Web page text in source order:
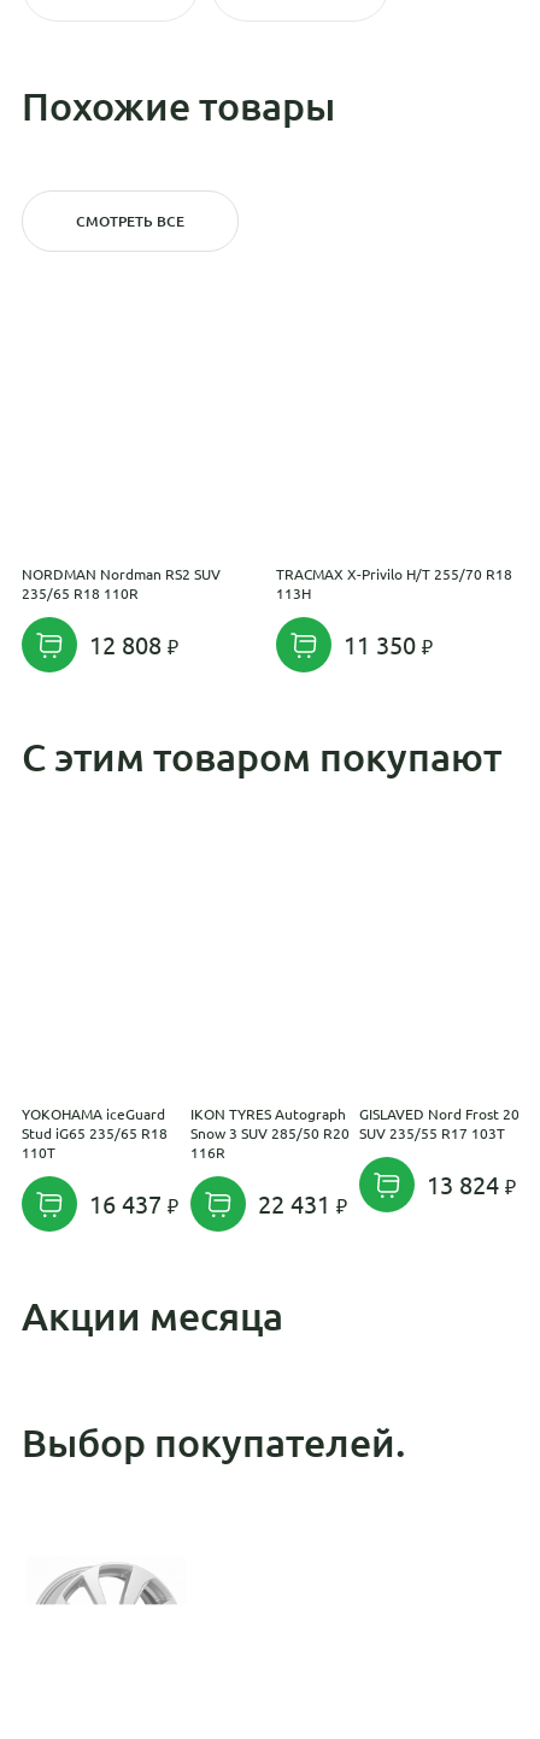
Похожие товары
СМОТРЕТЬ ВСЕ
NORDMAN Nordman RS2 SUV
235/65 R18 110R
12 808
TRACMAX X-Privilo H/T 255/70 R18
113H
11 350
С этим товаром покупают
YOKOHAMA iceGuard
Stud iG65 235/65 R18
110T
16 437
IKON TYRES Autograph
Snow 3 SUV 285/50 R20
116R
22 431
GISLAVED Nord Frost 200
SUV 235/55 R17 103T
13 824
Акции месяца
Выбор покупателей.